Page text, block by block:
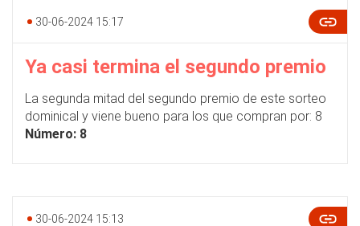
30-06-2024 15:17
Ya casi termina el segundo premio
La segunda mitad del segundo premio de este sorteo
dominical y viene bueno para los que compran por: 8
Número: 8
30-06-2024 15:13